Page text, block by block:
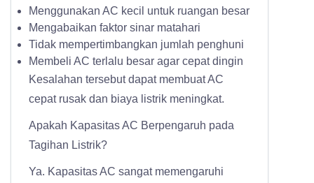
Menggunakan AC kecil untuk ruangan besar
Mengabaikan faktor sinar matahari
Tidak mempertimbangkan jumlah penghuni
Membeli AC terlalu besar agar cepat dingin
Kesalahan tersebut dapat membuat AC
cepat rusak dan biaya listrik meningkat.
Apakah Kapasitas AC Berpengaruh pada
Tagihan Listrik?
Ya. Kapasitas AC sangat memengaruhi